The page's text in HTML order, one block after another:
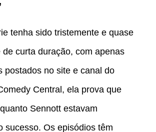
tenha sido tristemente e quase
de curta duração, com apenas
postados no site e canal do
Central, ela prova que
Sennott estavam
sucesso. Os episódios têm